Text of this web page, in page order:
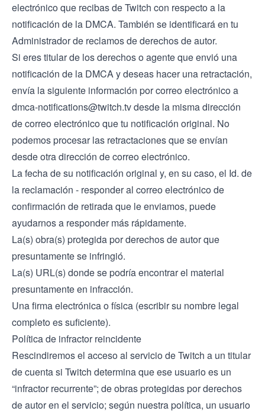
electrónico que recibas de Twitch con respecto a la
notificación de la DMCA. También se identificará en tu
Administrador de reclamos de derechos de autor.
Si eres titular de los derechos o agente que envió una
notificación de la DMCA y deseas hacer una retractación,
envía la siguiente información por correo electrónico a
dmca-notifications@twitch.tvdesde la misma dirección
de correo electrónico que tu notificación original. No
podemos procesar las retractaciones que se envían
desde otra dirección de correo electrónico.
La fecha de su notificación original y, en su caso, el Id. de
la reclamación - responder al correo electrónico de
confirmación de retirada que le enviamos, puede
ayudarnos a responder más rápidamente.
La(s) obra(s) protegida por derechos de autor que
presuntamente se infringió.
La(s) URL(s) donde se podría encontrar el material
presuntamente en infracción.
Una firma electrónica o física (escribir su nombre legal
completo es suficiente).
Política de infractor reincidente
Rescindiremos el acceso al servicio de Twitch a un titular
de cuenta si Twitch determina que ese usuario es un
“infractor recurrente”; de obras protegidas por derechos
de autor en el servicio; según nuestra política, un usuario